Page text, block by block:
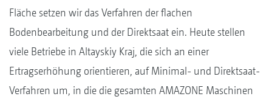
Fläche setzen wir das Verfahren der flachen
Bodenbearbeitung und der Direktsaat ein. Heute stellen
viele Betriebe in Altayskiy Kraj, die sich an einer
Ertragserhöhung orientieren, auf Minimal- und Direktsaat-
Verfahren um, in die die gesamten AMAZONE Maschinen